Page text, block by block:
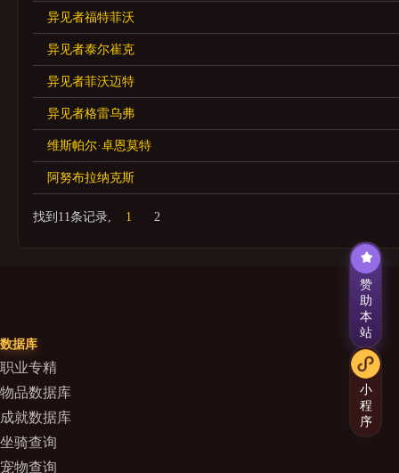
异见者福特菲沃
异见者泰尔崔克
异见者菲沃迈特
异见者格雷乌弗
维斯帕尔·卓恩莫特
阿努布拉纳克斯
找到11条记录, 1 2
数据库
职业专精
物品数据库
成就数据库
坐骑查询
宠物查询
赞
助
本
站
小
程
序